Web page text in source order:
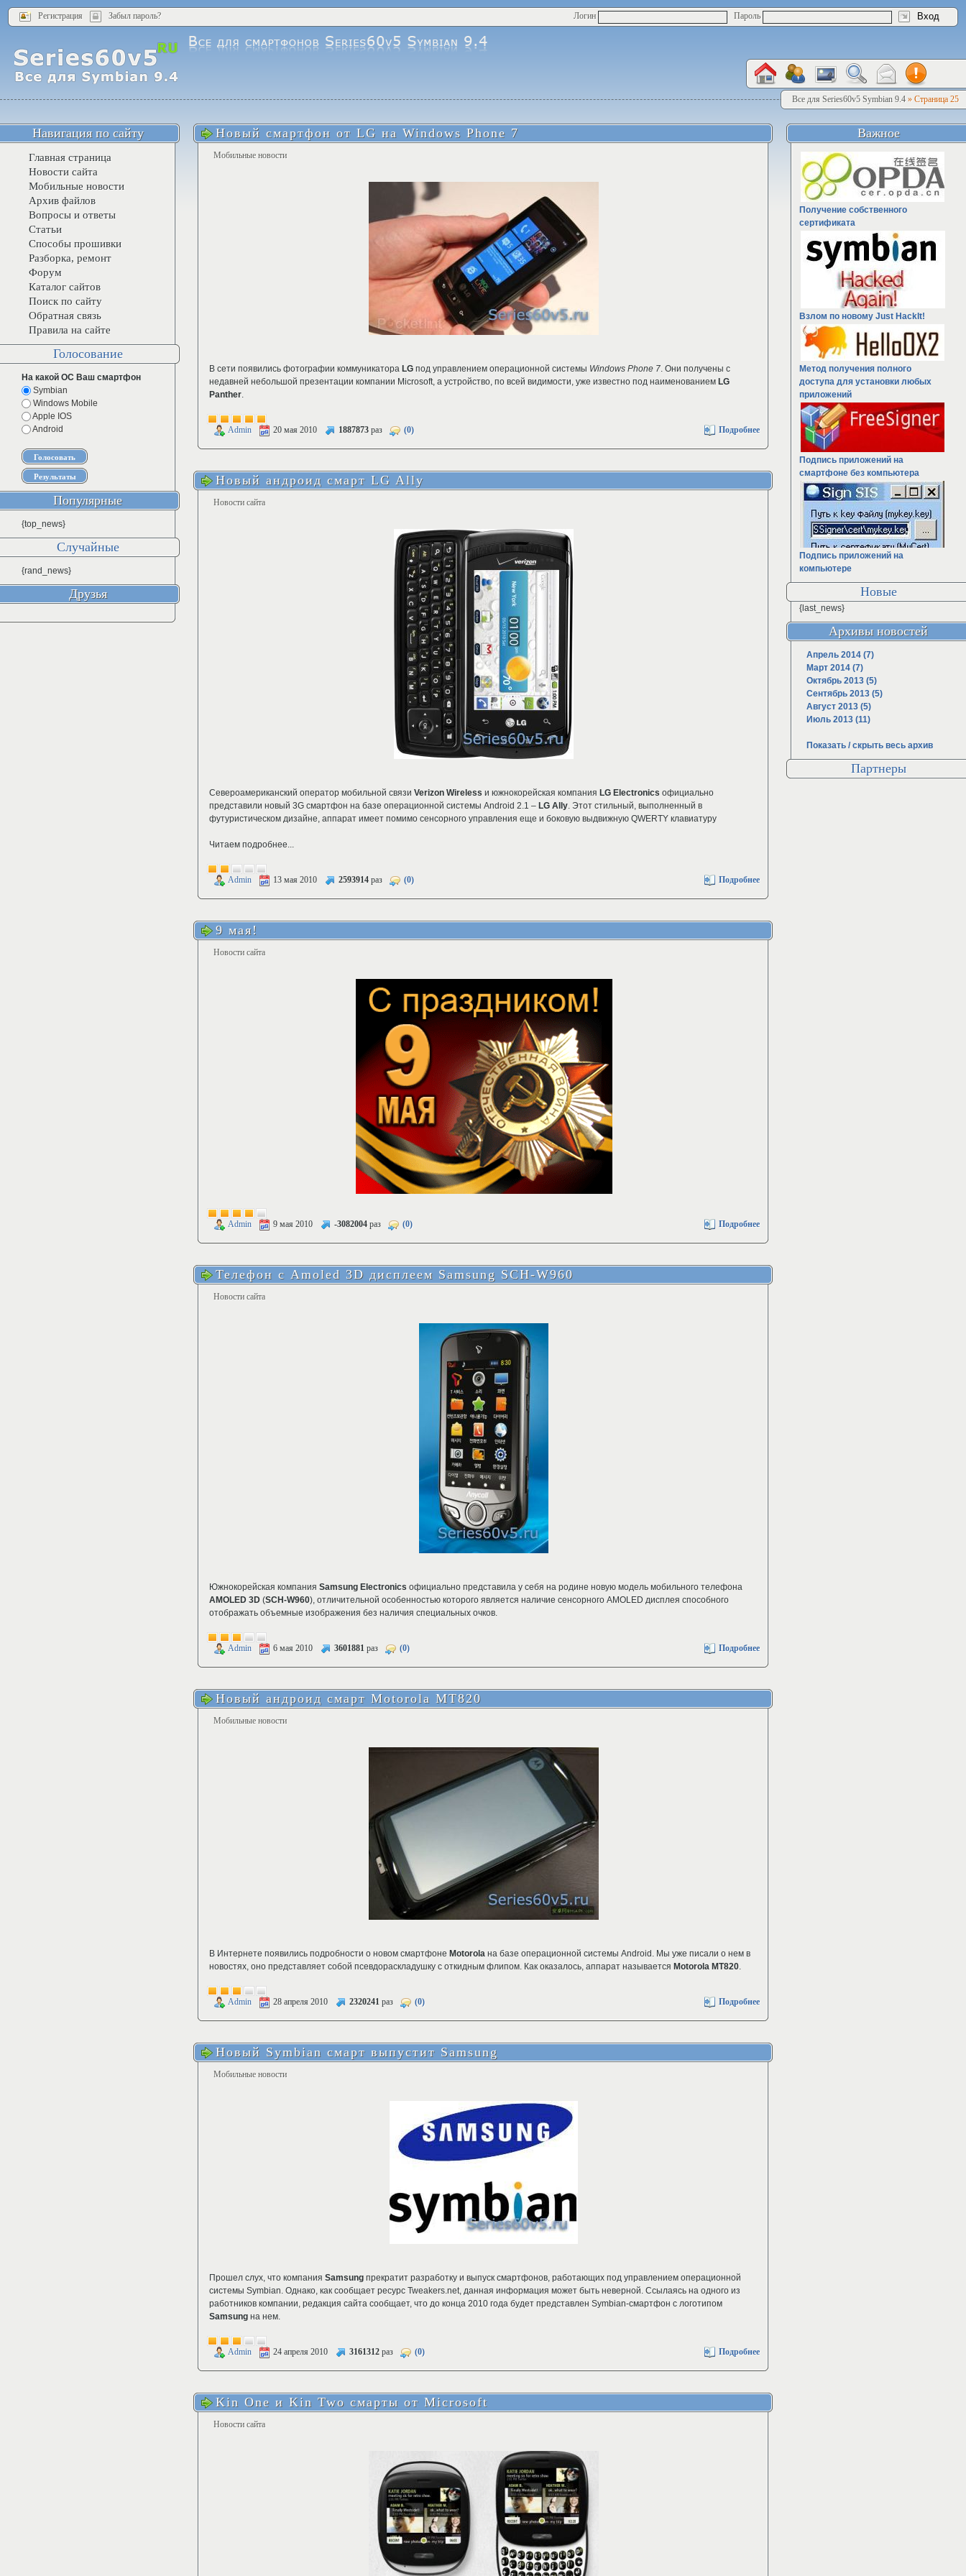
Регистрация Забыл пароль? Логин Пароль
Все для Series60v5 Symbian 9.4 » Страница 25
Новый смартфон от LG на Windows Phone 7
Мобильные новости
В сети появились фотографии коммуникатора LG под управлением операционной системы Windows Phone 7. Они получены с
недавней небольшой презентации компании Microsoft, а устройство, по всей видимости, уже известно под наименованием LG
Panther.
Admin 20 мая 2010 1887873 раз (0) Подробнее
Новый андроид смарт LG Ally
Новости сайта
Североамериканский оператор мобильной связи Verizon Wireless и южнокорейская компания LG Electronics официально
представили новый 3G смартфон на базе операционной системы Android 2.1 – LG Ally. Этот стильный, выполненный в
футуристическом дизайне, аппарат имеет помимо сенсорного управления еще и боковую выдвижную QWERTY клавиатуру
Читаем подробнее...
Admin 13 мая 2010 2593914 раз (0) Подробнее
9 мая!
Новости сайта
Admin 9 мая 2010 -3082004 раз (0) Подробнее
Телефон с Amoled 3D дисплеем Samsung SCH-W960
Новости сайта
Южнокорейская компания Samsung Electronics официально представила у себя на родине новую модель мобильного телефона
AMOLED 3D (SCH-W960), отличительной особенностью которого является наличие сенсорного AMOLED дисплея способного
отображать объемные изображения без наличия специальных очков.
Admin 6 мая 2010 3601881 раз (0) Подробнее
Новый андроид смарт Motorola MT820
Мобильные новости
В Интернете появились подробности о новом смартфоне Motorola на базе операционной системы Android. Мы уже писали о нем в
новостях, оно представляет собой псевдораскладушку с откидным флипом. Как оказалось, аппарат называется Motorola MT820.
Admin 28 апреля 2010 2320241 раз (0) Подробнее
Новый Symbian смарт выпустит Samsung
Мобильные новости
Прошел слух, что компания Samsung прекратит разработку и выпуск смартфонов, работающих под управлением операционной
системы Symbian. Однако, как сообщает ресурс Tweakers.net, данная информация может быть неверной. Ссылаясь на одного из
работников компании, редакция сайта сообщает, что до конца 2010 года будет представлен Symbian-смартфон с логотипом
Samsung на нем.
Admin 24 апреля 2010 3161312 раз (0) Подробнее
Kin One и Kin Two смарты от Microsoft
Новости сайта
Навигация по сайту
Главная страница
Новости сайта
Мобильные новости
Архив файлов
Вопросы и ответы
Статьи
Способы прошивки
Разборка, ремонт
Форум
Каталог сайтов
Поиск по сайту
Обратная связь
Правила на сайте
Голосование
На какой ОС Ваш смартфон
Symbian
Windows Mobile
Apple IOS
Android
Популярные
{top_news}
Случайные
{rand_news}
Друзья
Важное
Получение собственного
сертификата
Взлом по новому Just HackIt!
Метод получения полного
доступа для установки любых
приложений
Подпись приложений на
смартфоне без компьютера
Подпись приложений на
компьютере
Новые
{last_news}
Архивы новостей
Апрель 2014 (7)
Март 2014 (7)
Октябрь 2013 (5)
Сентябрь 2013 (5)
Август 2013 (5)
Июль 2013 (11)
Показать / скрыть весь архив
Партнеры